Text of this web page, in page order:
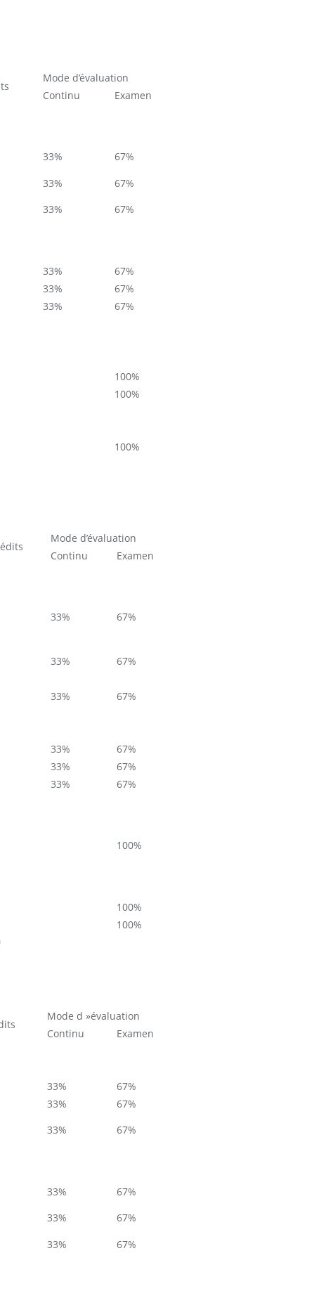
Mode d’évaluation
Continu
Examen
33%
67%
33%
67%
33%
67%
33%
67%
33%
67%
33%
67%
100%
100%
100%
Mode d’évaluation
Continu
Examen
33%
67%
33% 67%
33%
67%
33%
67%
33%
67%
33%
67%
100%
100%
100%
Mode d »évaluation
Continu
Examen
33%
67%
33%
67%
33%
67%
33%
67%
33%
67%
33%
67%